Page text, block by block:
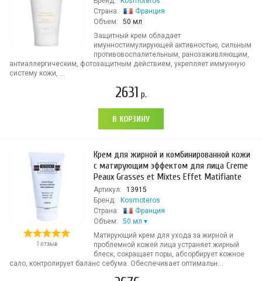
Страна:
Франция
Объем:
50 мл
Защитный крем обладает
имунностимулирующей активностью, сильным
противовоспалительным, ранозаживляющим,
антиаллергическим, фотозащитным действием, укрепляет иммунную
систему кожи, ...
2631 р.
В КОРЗИНУ
1 отзыв
Крем для жирной и комбинированной кожи
с матирующим эффектом для лица Creme
Peaux Grasses et Mixtes Effet Matifiante
Артикул:
13915
Бренд:
Kosmoteros
Страна:
Франция
Объем:
50 мл
Матирующий крем для ухода за жирной и
проблемной кожей лица устраняет жирный
блеск, сокращает поры, абсорбирует кожное
сало, контролирует баланс себума. Обеспечивает оптимальн...